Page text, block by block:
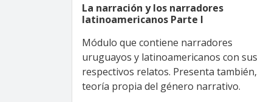
La narración y los narradores
latinoamericanos Parte I
Módulo que contiene narradores
uruguayos y latinoamericanos con sus
respectivos relatos. Presenta también,
teoría propia del género narrativo.